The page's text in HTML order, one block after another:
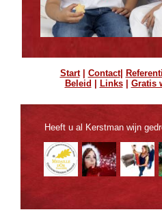
Heeft u al Kerstman wijn
Start| Contact|
Beleid
Links| Gratis